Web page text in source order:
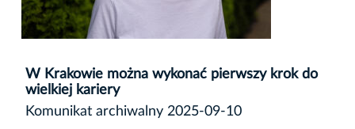
W Krakowie można wykonać pierwszy krok do
wielkiej kariery
Komunikat archiwalny 2025-09-10